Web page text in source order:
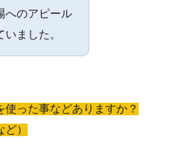
へのアピール
ました。
使った事などありますか？
）